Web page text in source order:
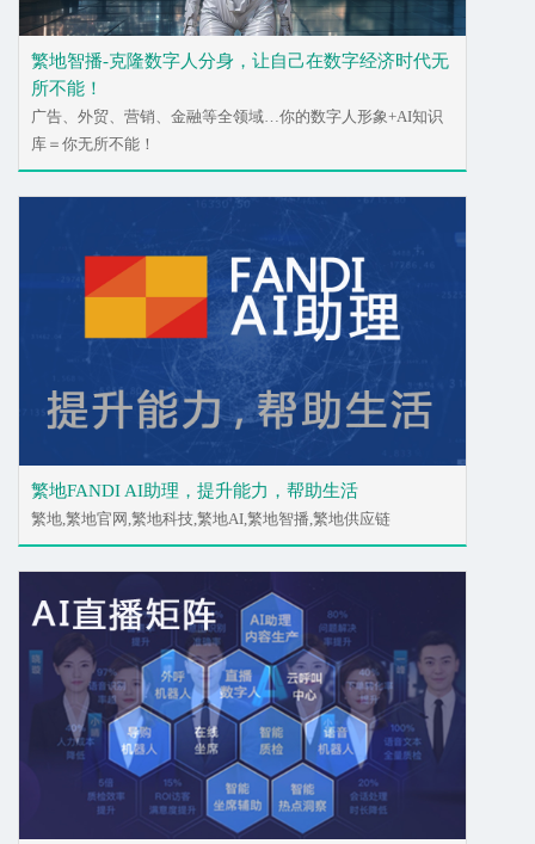
繁地智播-克隆数字人分身，让自己在数字经济时代无
所不能！
广告、外贸、营销、金融等全领域…你的数字人形象+AI知识
库＝你无所不能！
繁地FANDI AI助理，提升能力，帮助生活
繁地,繁地官网,繁地科技,繁地AI,繁地智播,繁地供应链